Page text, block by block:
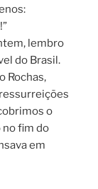
lembro
do Brasil.
Rochas,
o
no fim do
em